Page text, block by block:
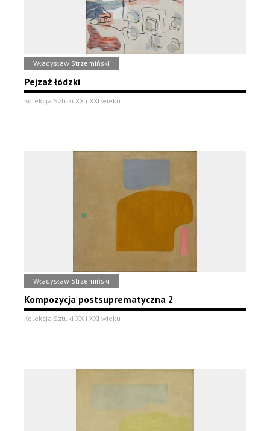
Władysław Strzemiński
Pejzaż łódzki
Kolekcja Sztuki XX i XXI wieku
Władysław Strzemiński
Kompozycja postsuprematyczna 2
Kolekcja Sztuki XX i XXI wieku